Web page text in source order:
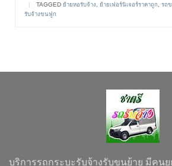
| TAGGED ย้ายหอรับจ้าง ย้ายเฟอร์นิเจอร์ราคาถูก รถ
รับจ้างขนฟูก
บริการรถกระบะรับจ้างรับขนย้าย มีคน